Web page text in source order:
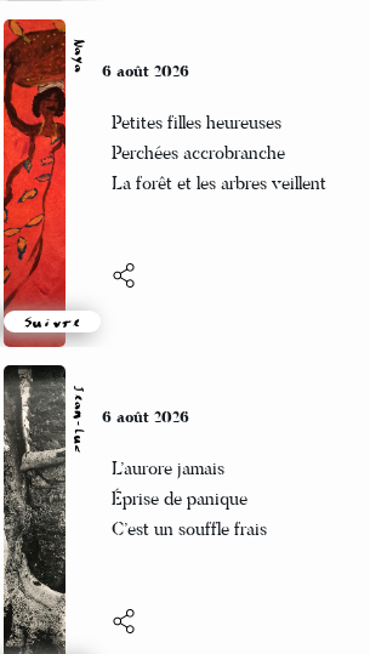
Naya
Suivre
6 août 2026
Petites filles heureuses
Perchées accrobranche
La forêt et les arbres veillent
Jean-Luc 6 août 2026
L’aurore jamais
Éprise de panique
C’est un souffle frais